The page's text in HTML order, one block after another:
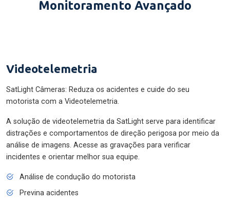
Monitoramento Avançado
Videotelemetria
SatLight Câmeras: Reduza os acidentes e cuide do seu
motorista com a Videotelemetria.
A solução de videotelemetria da SatLight serve para identificar
distrações e comportamentos de direção perigosa por meio da
análise de imagens. Acesse as gravações para verificar
incidentes e orientar melhor sua equipe.
Análise de condução do motorista
Previna acidentes